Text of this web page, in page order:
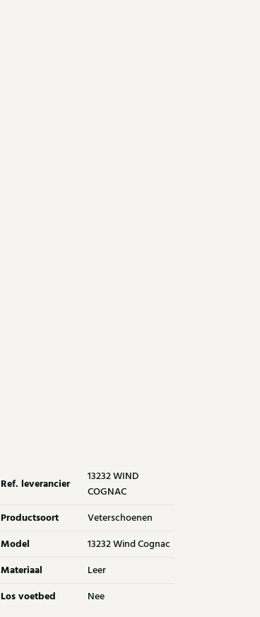
Ref. leverancier
13232 WIND
COGNAC
Productsoort Veterschoenen
Model 13232 Wind Cognac
Materiaal Leer
Los voetbed Nee